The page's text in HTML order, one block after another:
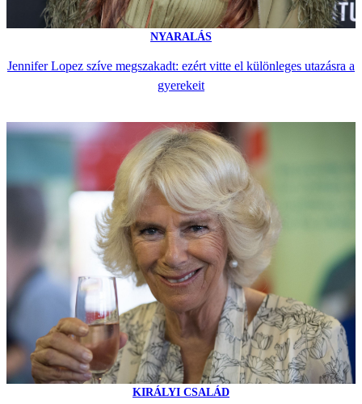
NYARALÁS
Jennifer Lopez szíve megszakadt: ezért vitte el különleges utazásra a
gyerekeit
KIRÁLYI CSALÁD